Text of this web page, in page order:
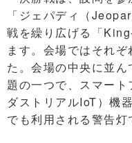
「ジェパディ（
戦を繰り広げる「
ます。会場ではそれ
た。会場の中央に並
題の一つで、スマー
ダストリアルIoT）機
でも利用される警告灯